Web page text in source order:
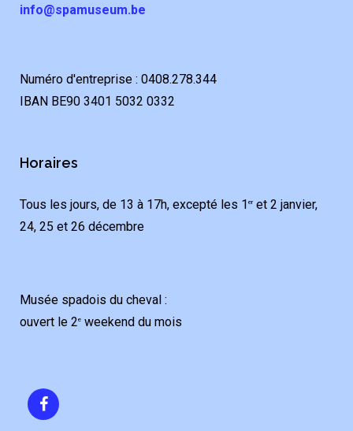
info@spamuseum.be
Numéro d'entreprise : 0408.278.344
IBAN BE90 3401 5032 0332
Horaires
Tous les jours, de 13 à 17h, excepté les 1 eret 2 janvier,
24, 25 et 26 décembre
Musée spadois du cheval :
ouvert le 2e weekend du mois